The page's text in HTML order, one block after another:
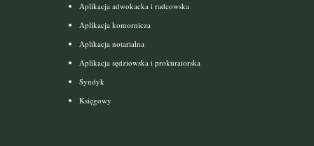
Aplikacja adwokacka i radcowska
Aplikacja komornicza
Aplikacja notarialna
Aplikacja sędziowska i prokuratorska
Syndyk
Księgowy